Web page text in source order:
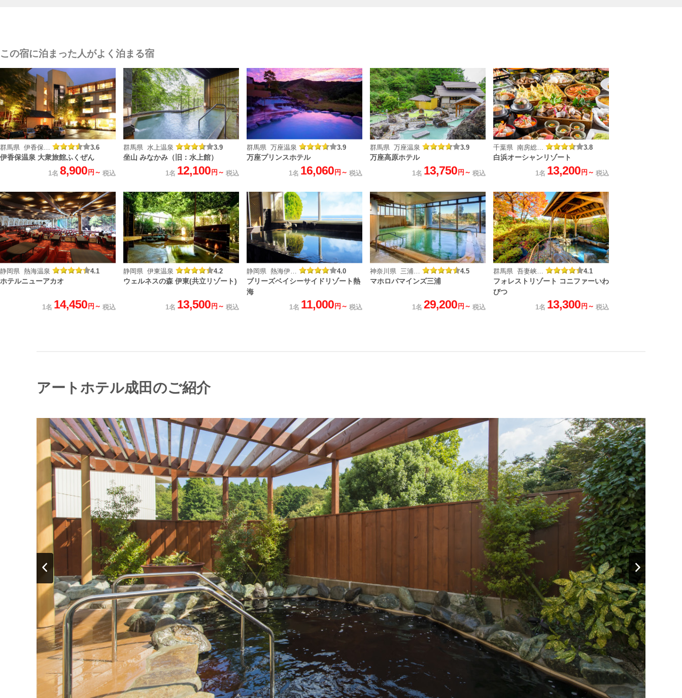
この宿に泊まった人がよく泊まる宿
群馬県 伊香保温泉 3.6
伊香保温泉 大衆旅館ふくぜん
1名 8,900円～ 税込
群馬県 水上温泉 3.9
坐山 みなかみ（旧：水上館）
1名 12,100円～ 税込
群馬県 万座温泉 3.9
万座プリンスホテル
1名 16,060円～ 税込
群馬県 万座温泉 3.9
万座高原ホテル
1名 13,750円～ 税込
千葉県 南房総白浜温泉 3.8
白浜オーシャンリゾート
1名 13,200円～ 税込
静岡県 熱海温泉 4.1
ホテルニューアカオ
1名 14,450 円～ 税込
静岡県 伊東温泉 4.2
ウェルネスの森 伊東(共立リゾート)
1名 13,500 円～ 税込
静岡県 熱海伊豆山温泉 4.0
ブリーズベイシーサイドリゾート熱
海
1名 11,000 円～ 税込
神奈川県 三浦マホロバ温泉 4.5
マホロバマインズ三浦
1名 29,200 円～ 税込
群馬県 吾妻峡温泉 4.1
フォレストリゾート コニファーいわ
びつ
1名 13,300 円～ 税込
アートホテル成田のご紹介